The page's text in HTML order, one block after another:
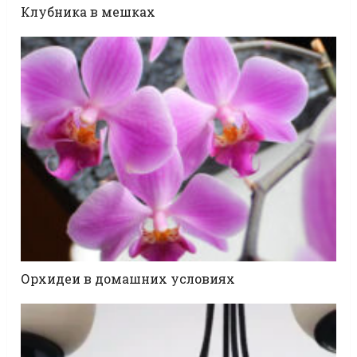
Клубника в мешках
Орхидеи в домашних условиях